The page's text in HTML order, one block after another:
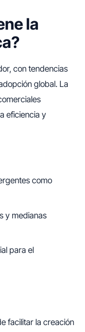
la
con tendencias
global. La
eficiencia y
como
y medianas
para el
facilitar la creación